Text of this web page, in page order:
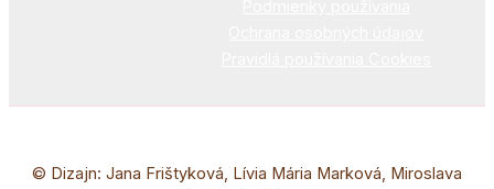
© Dizajn: Jana Frištyková, Lívia Mária Marková, Miroslava